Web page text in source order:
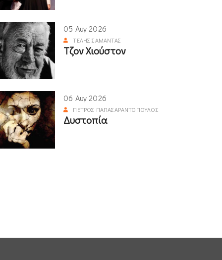
05 Αυγ 2026
ΤΈΛΗΣ ΣΑΜΑΝΤΆΣ
Τζον Χιούστον
06 Αυγ 2026
ΠΈΤΡΟΣ ΠΑΠΑΣΑΡΑΝΤΌΠΟΥΛΟΣ
Δυστοπία